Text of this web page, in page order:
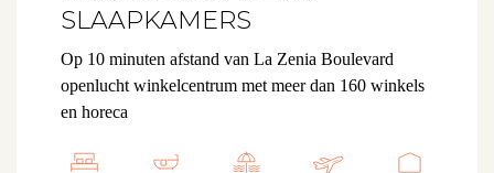
SLAAPKAMERS
Op 10 minuten afstand van La Zenia Boulevard
openlucht winkelcentrum met meer dan 160 winkels
en horeca